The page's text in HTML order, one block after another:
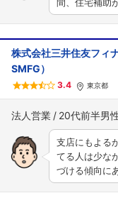
株式会社三井住友フィ
SMFG）
3.4 東京都
法人営業 20代前半男
支店にもよる
てる人は少な
づける傾向に